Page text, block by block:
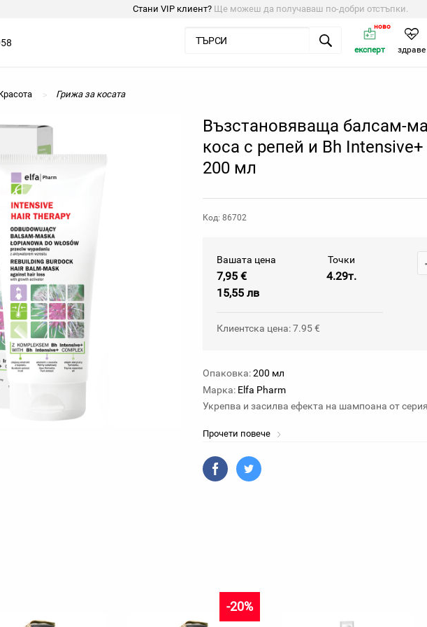
Стани VIP клиент? Ще можеш да получаваш по-добри отстъпки.
експерт
ново
здраве
Грижа за косата
Възстановяваща балсам-
коса с репей и Bh
200 мл
Код: 86702
Вашата цена
7,95 €
15,55 лв
Точки
4.29т.
Клиентска цена: 7.95 €
Опаковка:200 мл
Марка: Elfa Pharm
Укрепва и засилва ефекта на шампоана от
Прочети повече
-20%